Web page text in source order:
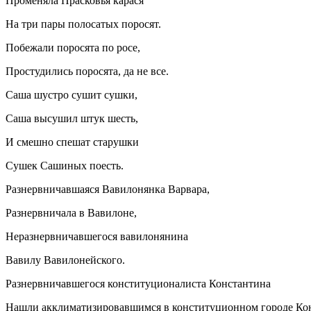
На три пары полосатых поросят.
Побежали поросята по росе,
Простудились поросята, да не все.
Саша шустро сушит сушки,
Саша высушил штук шесть,
И смешно спешат старушки
Сушек Сашиных поесть.
Разнервничавшаяся Вавилонянка Варвара,
Разнервничала в Вавилоне,
Неразнервничавшегося вавилонянина
Вавилу Вавилонейского.
Разнервничавшегося конституционалиста Константина
Нашли акклиматизировавшимся в конституционном городе